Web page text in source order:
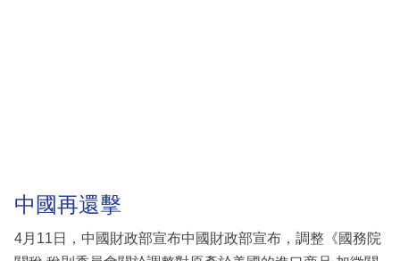
中國再還擊
4月11日，中國財政部宣布中國財政部宣布，調整《國務院